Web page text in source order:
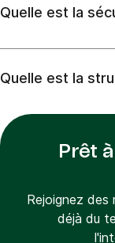
Quelle est la
Quelle est la
Prêt
Rejoignez des
déjà du